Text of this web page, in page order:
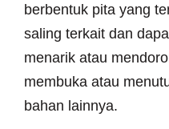
berbentuk pita yang
saling terkait dan
menarik atau
membuka atau
bahan lainnya.